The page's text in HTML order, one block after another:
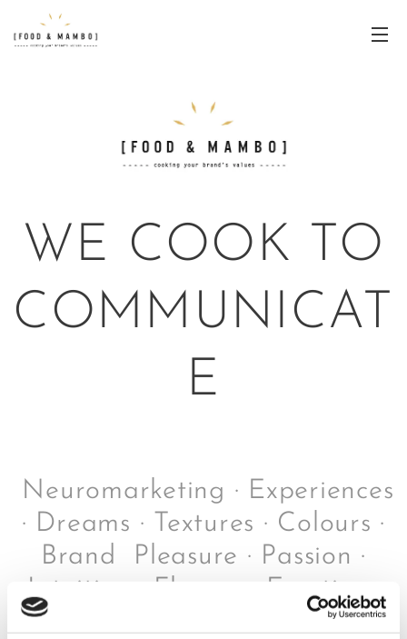
WE COOK TO
COMMUNICAT
E
Neuromarketing · Experiences
· Dreams · Textures · Colours ·
Brand Pleasure · Passion ·
Intuition · Flavors · Emotions